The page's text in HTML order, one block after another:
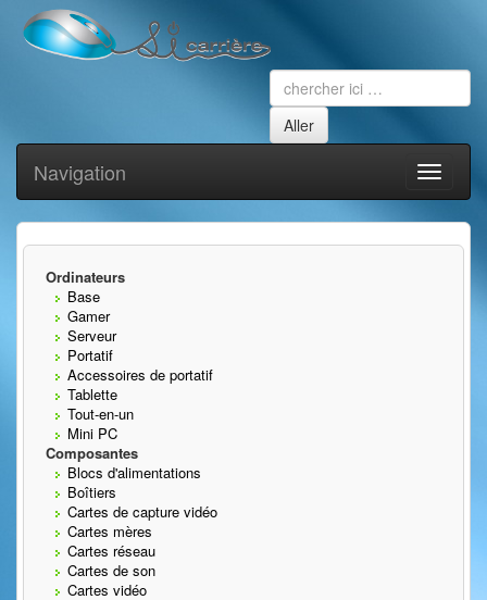
Toggle
Navigation
Ordinateurs
Base
Gamer
Serveur
Portatif
Accessoires de portatif
Tablette
Tout-en-un
Mini PC
Composantes
Blocs d'alimentations
Boîtiers
Cartes de capture vidéo
Cartes mères
Cartes réseau
Cartes de son
Cartes vidéo